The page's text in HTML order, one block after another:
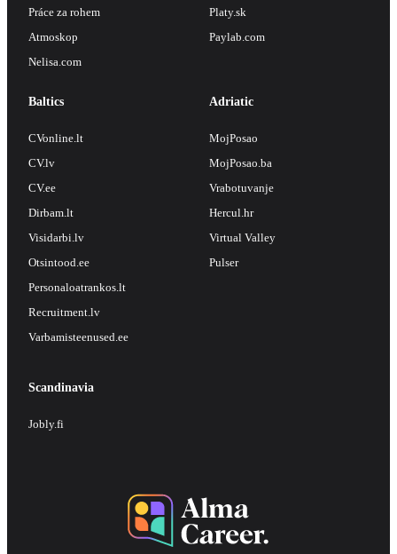
Práce za rohem
Atmoskop
Nelisa.com
Platy.sk
Paylab.com
Baltics
CVonline.lt
CV.lv
CV.ee
Dirbam.lt
Visidarbi.lv
Otsintood.ee
Personaloatrankos.lt
Recruitment.lv
Varbamisteenused.ee
Adriatic
MojPosao
MojPosao.ba
Vrabotuvanje
Hercul.hr
Virtual Valley
Pulser
Scandinavia
Jobly.fi